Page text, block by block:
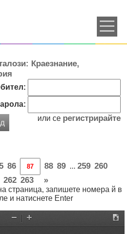
Краезнание,
или се регистрирайте
86 88 89 ... 259 260
262 263 »
страница, запишете номера й в
и натиснете Enter